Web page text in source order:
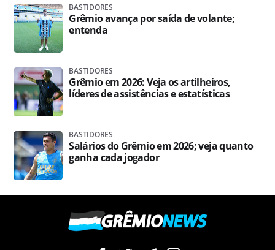
BASTIDORES
Grêmio avança por saída de volante;
entenda
BASTIDORES
Grêmio em 2026: Veja os artilheiros,
líderes de assistências e estatísticas
BASTIDORES
Salários do Grêmio em 2026; veja quanto
ganha cada jogador